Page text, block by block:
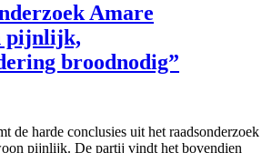
Amare
pijnlijk,
broodnodig”
de harde conclusies uit het raadsonderzoek
pijnlijk. De partij vindt het bovendien